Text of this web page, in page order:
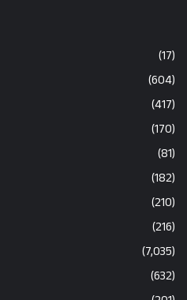
(17)
(604)
(417)
(170)
(81)
(182)
(210)
(216)
(7,035)
(632)